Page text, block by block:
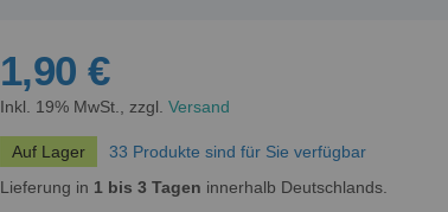
1,90 €
Inkl. 19% MwSt., zzgl. Versand
Auf Lager
33 Produkte sind für Sie verfügbar
Lieferung in 1 bis 3 Tagen innerhalb Deutschlands.